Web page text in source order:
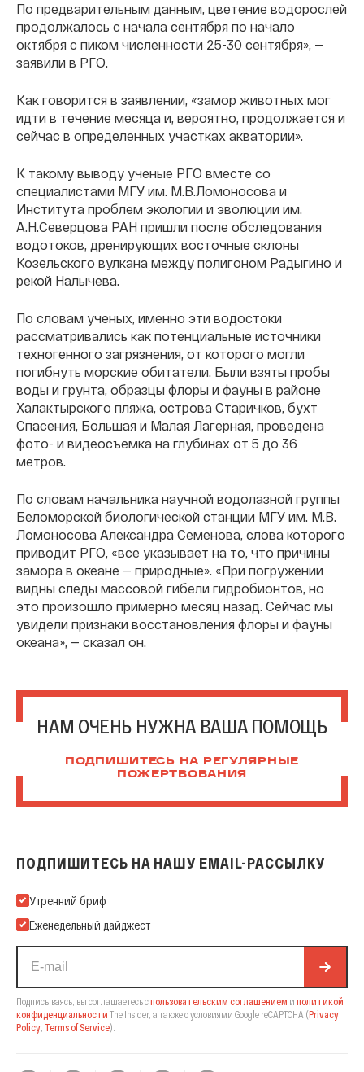
По предварительным данным, цветение водорослей
продолжалось с начала сентября по начало
октября с пиком численности 25-30 сентября», —
заявили в РГО.
Как говорится в заявлении, «замор животных мог
идти в течение месяца и, вероятно, продолжается и
сейчас в определенных участках акватории».
К такому выводу ученые РГО вместе со
специалистами МГУ им. М.В.Ломоносова и
Института проблем экологии и эволюции им.
А.Н.Северцова РАН пришли после обследования
водотоков, дренирующих восточные склоны
Козельского вулкана между полигоном Радыгино и
рекой Налычева.
По словам ученых, именно эти водостоки
рассматривались как потенциальные источники
техногенного загрязнения, от которого могли
погибнуть морские обитатели. Были взяты пробы
воды и грунта, образцы флоры и фауны в районе
Халактырского пляжа, острова Старичков, бухт
Спасения, Большая и Малая Лагерная, проведена
фото- и видеосъемка на глубинах от 5 до 36
метров.
По словам начальника научной водолазной группы
Беломорской биологической станции МГУ им. М.В.
Ломоносова Александра Семенова, слова которого
приводит РГО, «все указывает на то, что причины
замора в океане — природные». «При погружении
видны следы массовой гибели гидробионтов, но
это произошло примерно месяц назад. Сейчас мы
увидели признаки восстановления флоры и фауны
океана», — сказал он.
НАМ ОЧЕНЬ НУЖНА ВАША ПОМОЩЬ
ПОДПИШИТЕСЬ НА РЕГУЛЯРНЫЕ
ПОЖЕРТВОВАНИЯ
ПОДПИШИТЕСЬ НА НАШУ EMAIL-РАССЫЛКУ
Подпишитесь на нашу Email-рассылку
Утренний бриф
Еженедельный дайджест
Подписываясь, вы соглашаетесь спользовательским соглашением и политикой
конфиденциальности The Insider, а также с условиями Google reCAPTCHA (Privacy
Policy, Terms of Service).